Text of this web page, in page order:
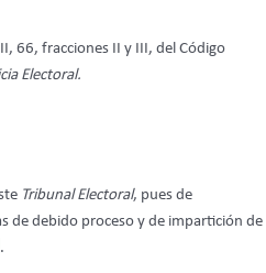
66, fracciones II y III, del Código
Electoral.
Tribunal Electoral, pues de
de debido proceso y de impartición de
.